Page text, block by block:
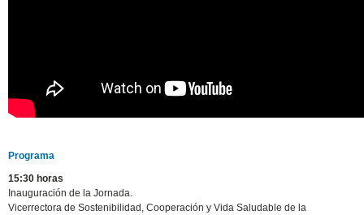
Programa
15:30 horas
Inauguración de la Jornada.
Vicerrectora de Sostenibilidad, Cooperación y Vida Saludable de la